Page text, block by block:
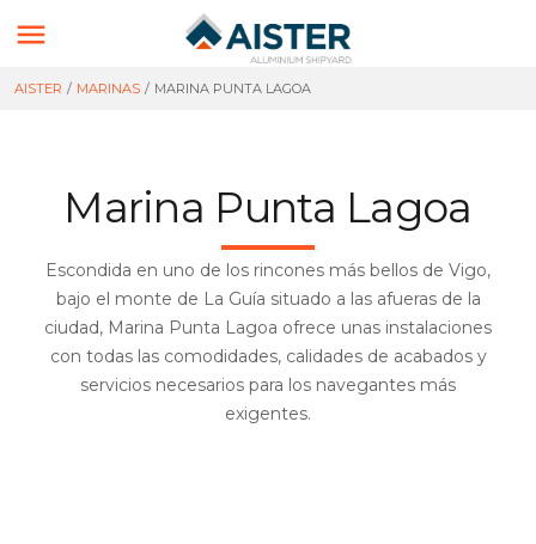

AISTER / MARINAS / MARINA PUNTA LAGOA
Marina Punta Lagoa
Escondida en uno de los rincones más bellos de Vigo,
bajo el monte de La Guía situado a las afueras de la
ciudad, Marina Punta Lagoa ofrece unas instalaciones
con todas las comodidades, calidades de acabados y
servicios necesarios para los navegantes más
exigentes.